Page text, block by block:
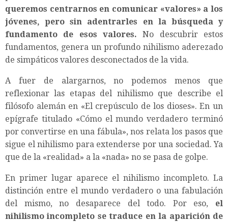
queremos centrarnos en comunicar «valores» a los
jóvenes, pero sin adentrarles en la búsqueda y
fundamento de esos valores. No descubrir estos
fundamentos, genera un profundo nihilismo aderezado
de simpáticos valores desconectados de la vida.
A fuer de alargarnos, no podemos menos que
reflexionar las etapas del nihilismo que describe el
filósofo alemán en «El crepúsculo de los dioses». En un
epígrafe titulado «Cómo el mundo verdadero terminó
por convertirse en una fábula», nos relata los pasos que
sigue el nihilismo para extenderse por una sociedad. Ya
que de la «realidad» a la «nada» no se pasa de golpe.
En primer lugar aparece el nihilismo incompleto. La
distinción entre el mundo verdadero o una fabulación
del mismo, no desaparece del todo. Por eso, el
nihilismo incompleto se traduce en la aparición de